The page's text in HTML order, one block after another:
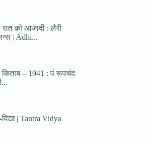
को आजादी : लैरी
| Adhi...
– 1941 : पं रूपचंद
| Tantra Vidya